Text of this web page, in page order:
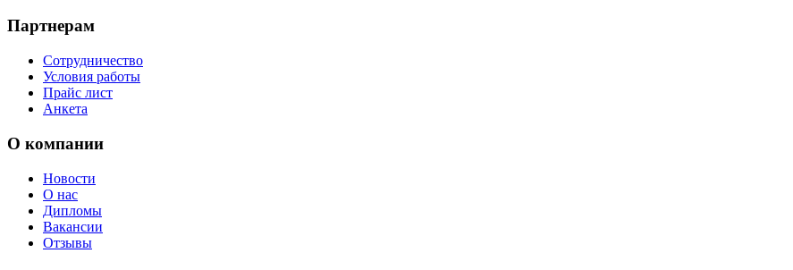
Партнерам
Сотрудничество
Условия работы
Прайс лист
Анкета
О компании
Новости
О нас
Дипломы
Вакансии
Отзывы